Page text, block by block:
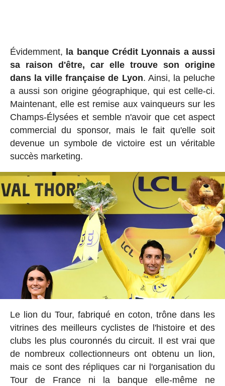
Évidemment, la banque Crédit Lyonnais a aussi
sa raison d'être, car elle trouve son origine
dans la ville française de Lyon. Ainsi, la peluche
a aussi son origine géographique, qui est celle-ci.
Maintenant, elle est remise aux vainqueurs sur les
Champs-Élysées et semble n'avoir que cet aspect
commercial du sponsor, mais le fait qu'elle soit
devenue un symbole de victoire est un véritable
succès marketing.
Le lion du Tour, fabriqué en coton, trône dans les
vitrines des meilleurs cyclistes de l'histoire et des
clubs les plus couronnés du circuit. Il est vrai que
de nombreux collectionneurs ont obtenu un lion,
mais ce sont des répliques car ni l'organisation du
Tour de France ni la banque elle-même ne